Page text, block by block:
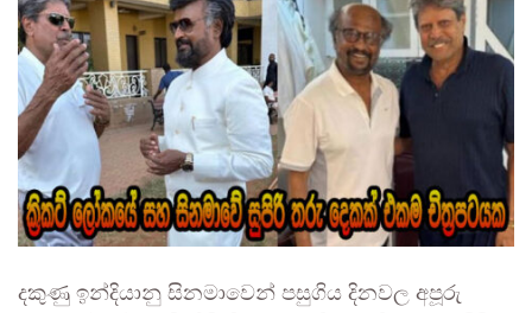
දකුණු ඉන්දියානු සිනමාවෙන් පසුගිය දිනවල අපූරු